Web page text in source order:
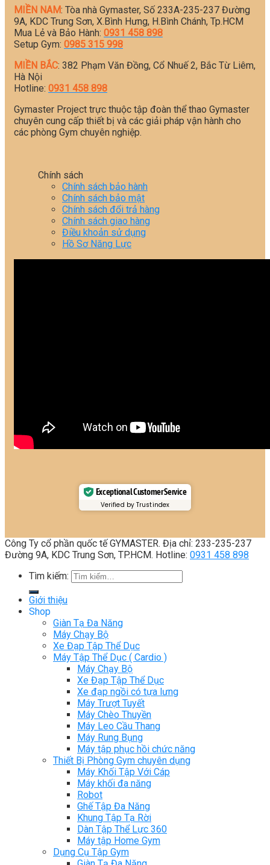
MIỀN NAM: Tòa nhà Gymaster, Số 233A-235-237 Đường
9A, KDC Trung Sơn, X.Bình Hưng, H.Bình Chánh, Tp.HCM
Mua Lẻ và Bảo Hành: 0931 458 898
Setup Gym: 0985 315 998
MIỀN BẮC: 382 Phạm Văn Đồng, Cổ Nhuế 2, Bắc Từ Liêm,
Hà Nội
Hotline: 0931 458 898
Gymaster Project trực thuộc tập đoàn thể thao Gymaster
chuyên cung cấp thiết bị và các giải pháp vận hành cho
các phòng Gym chuyên nghiệp.
Chính sách
Chính sách bảo hành
Chính sách bảo mật
Chính sách đổi trả hàng
Chính sách giao hàng
Điều khoản sử dụng
Hồ Sơ Năng Lực
Exceptional Customer Service
Verified by Trustindex
Công Ty cổ phần quốc tế GYMASTER. Địa chỉ: 233-235-237
Đường 9A, KDC Trung Sơn, TP.HCM. Hotline: 0931 458 898
Tìm kiếm:
Giới thiệu
Shop
Giàn Tạ Đa Năng
Máy Chạy Bộ
Xe Đạp Tập Thể Dục
Máy Tập Thể Dục ( Cardio )
Máy Chạy Bộ
Xe Đạp Tập Thể Dục
Xe đạp ngồi có tựa lưng
Máy Trượt Tuyết
Máy Chèo Thuyền
Máy Leo Cầu Thang
Máy Rung Bụng
Máy tập phục hồi chức năng
Thiết Bị Phòng Gym chuyên dụng
Máy Khối Tập Với Cáp
Máy khối đa năng
Robot
Ghế Tập Đa Năng
Khung Tập Tạ Rời
Dàn Tập Thể Lực 360
Máy tập Home Gym
Dụng Cụ Tập Gym